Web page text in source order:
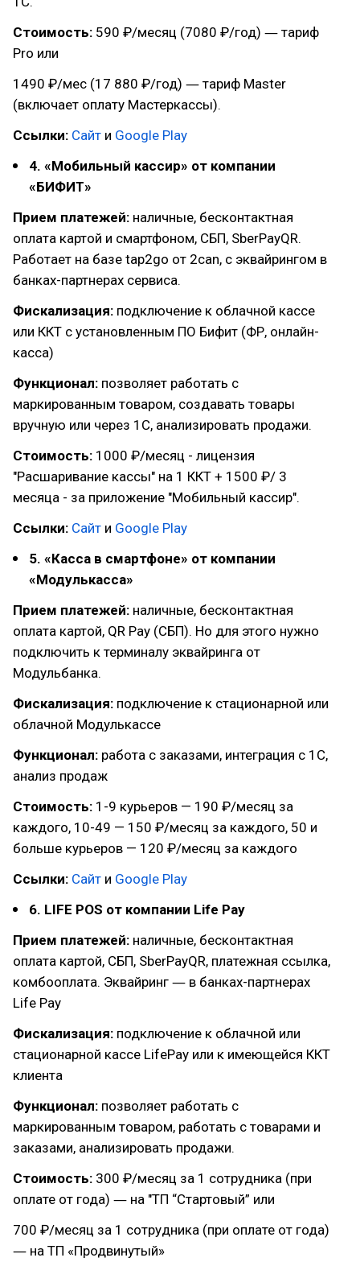
Стоимость: 590 ₽/месяц (7080 ₽/год) ― тариф
Pro или
1490 ₽/мес (17 880 ₽/год) ― тариф Master
(включает оплату Мастеркассы).
Ссылки: Сайт и Google Play
4. «Мобильный кассир» от компании
«БИФИТ»
Прием платежей: наличные, бесконтактная
оплата картой и смартфоном, СБП, SberPayQR.
Работает на базе tap2go от 2can, с эквайрингом в
банках-партнерах сервиса.
Фискализация: подключение к облачной кассе
или ККТ с установленным ПО Бифит (ФР, онлайн-
касса)
Функционал: позволяет работать с
маркированным товаром, создавать товары
вручную или через 1С, анализировать продажи.
Стоимость: 1000 ₽/месяц - лицензия
"Расшаривание кассы" на 1 ККТ + 1500 ₽/ 3
месяца - за приложение "Мобильный кассир".
Ссылки: Сайт и Google Play
5. «Касса в смартфоне» от компании
«Модулькасса»
Прием платежей: наличные, бесконтактная
оплата картой, QR Pay (СБП). Но для этого нужно
подключить к терминалу эквайринга от
Модульбанка.
Фискализация: подключение к стационарной или
облачной Модулькассе
Функционал: работа с заказами, интеграция с 1С,
анализ продаж
Стоимость: 1-9 курьеров — 190 ₽/месяц за
каждого, 10-49 — 150 ₽/месяц за каждого, 50 и
больше курьеров — 120 ₽/месяц за каждого
Ссылки: Сайт и Google Play
6. LIFE POS от компании Life Pay
Прием платежей: наличные, бесконтактная
оплата картой, СБП, SberPayQR, платежная ссылка,
комбооплата. Эквайринг ― в банках-партнерах
Life Pay
Фискализация: подключение к облачной или
стационарной кассе LifePay или к имеющейся ККТ
клиента
Функционал: позволяет работать с
маркированным товаром, работать с товарами и
заказами, анализировать продажи.
Стоимость: 300 ₽/месяц за 1 сотрудника (при
оплате от года) ― на "ТП “Стартовый” или
700 ₽/месяц за 1 сотрудника (при оплате от года)
― на ТП «Продвинутый»